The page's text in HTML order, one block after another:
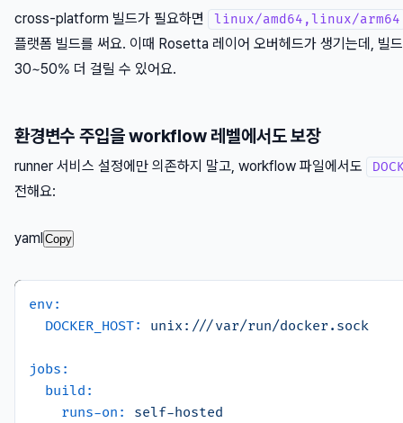
cross-platform 빌드가 필요하면 linux/amd64,linux/arm64
플랫폼 빌드를 써요. 이때 Rosetta 레이어 오버헤드가 생기는데, 빌
30~50% 더 걸릴 수 있어요.
환경변수 주입을 workflow 레벨에서도 보장
runner 서비스 설정에만 의존하지 말고, workflow 파일에서도
전해요:
yaml Copy
env:
DOCKER_HOST:
unix:///var/run/docker.sock
jobs:
build:
runs-on:
self-hosted